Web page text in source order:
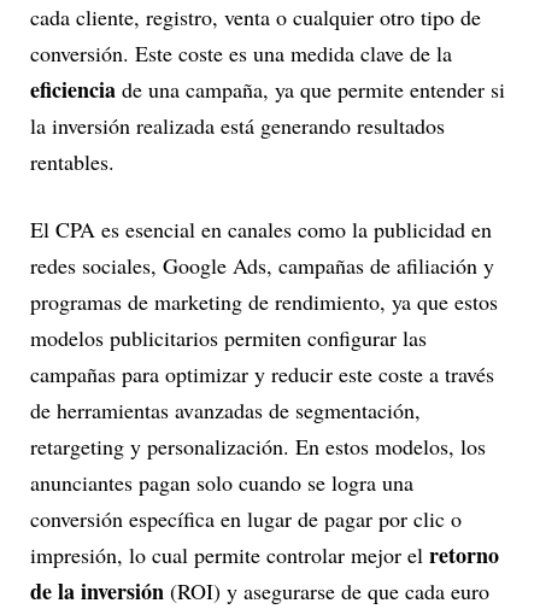
cada cliente, registro, venta o cualquier otro tipo de
conversión. Este coste es una medida clave de la
eficiencia de una campaña, ya que permite entender si
la inversión realizada está generando resultados
rentables.
El CPA es esencial en canales como la publicidad en
redes sociales, Google Ads, campañas de afiliación y
programas de marketing de rendimiento, ya que estos
modelos publicitarios permiten configurar las
campañas para optimizar y reducir este coste a través
de herramientas avanzadas de segmentación,
retargeting y personalización. En estos modelos, los
anunciantes pagan solo cuando se logra una
conversión específica en lugar de pagar por clic o
impresión, lo cual permite controlar mejor el retorno
de la inversión (ROI) y asegurarse de que cada euro